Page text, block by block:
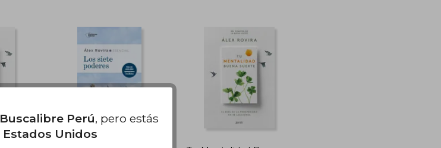
dcto.
40%
dcto.
Buscalibre Perú, pero estás
Estados Unidos